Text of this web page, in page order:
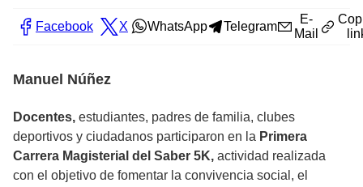
Facebook X WhatsApp Telegram
E-
Mail
Manuel Núñez
Docentes, estudiantes, padres de familia, clubes
deportivos y ciudadanos participaron en la Primera
Carrera Magisterial del Saber 5K, actividad realizada
con el objetivo de fomentar la convivencia social, el